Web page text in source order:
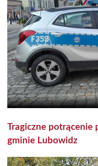
Tragiczne potrącenie
gminie Lubowidz